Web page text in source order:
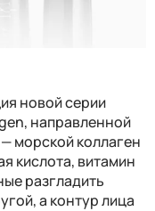
новой серии
направленной
морской коллаген
кислота, витамин
разгладить
а контур лица